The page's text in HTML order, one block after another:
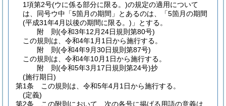
1項第2号(ウに係る部分に限る。)の規定の適用について
は、同号ウ中「5箇月の期間」とあるのは、「5箇月の期間
(平成31年4月以後の期間に限る。) 」とする。
附 則(令和3年12月24日規則第80号)
この規則は、令和4年1月1日から施行する。
附 則(令和4年9月30日規則第87号)
この規則は、令和4年10月1日から施行する。
附 則(令和5年3月17日規則第24号)抄
(施行期日)
第1条
この規則は、令和5年4月1日から施行する。
(定義)
第2条
この附則において、次の各号に掲げる用語の意義は、